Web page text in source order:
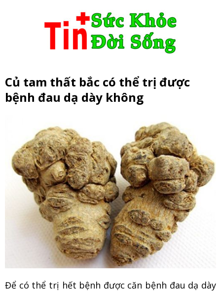
Củ tam thất bắc có thể trị được
bệnh đau dạ dày không
Để có thể trị hết bệnh được căn bệnh đau dạ dày